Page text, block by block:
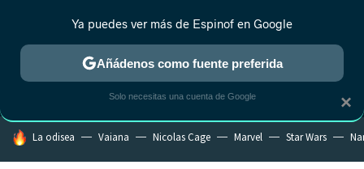
MENÚ NUEVO
ESTRENOS REALITY ANIME RANKINGS CINE
HOY SE HABLA DE
La odisea Vaiana Nicolas Cage Marvel Star Wars
×
Ya puedes ver más de Espinof en Google
Añádenos como fuente preferida
Solo necesitas una cuenta de Google